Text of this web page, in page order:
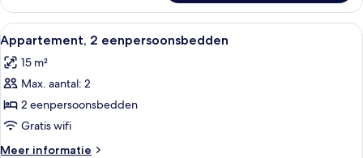
1
tweepersoonsbed
Alle
foto's
voor
Appartement,
2
eenpersoonsbedden
laden
Een hotelkamer met twee bedden,
13
Appartement, 2 eenpersoonsbedden
15 m²
Max. aantal: 2
2 eenpersoonsbedden
Gratis wifi
Meer informatie
Meer